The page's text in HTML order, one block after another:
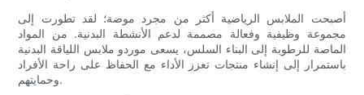
أصبحت الملابس الرياضية أكثر من مجرد موضة؛ لقد تطورت إلى
مجموعة وظيفية وفعالة مصممة لدعم الأنشطة البدنية. من المواد
الماصة للرطوبة إلى البناء السلس، يسعى موردو ملابس اللياقة البدنية
باستمرار إلى إنشاء منتجات تعزز الأداء مع الحفاظ على راحة الأفراد
وحمايتهم.